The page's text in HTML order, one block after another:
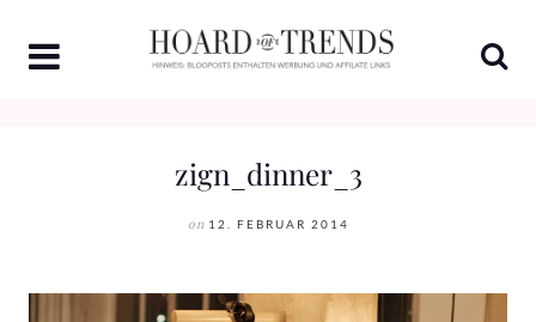
content
zign_dinner_3
on 12. FEBRUAR 2014